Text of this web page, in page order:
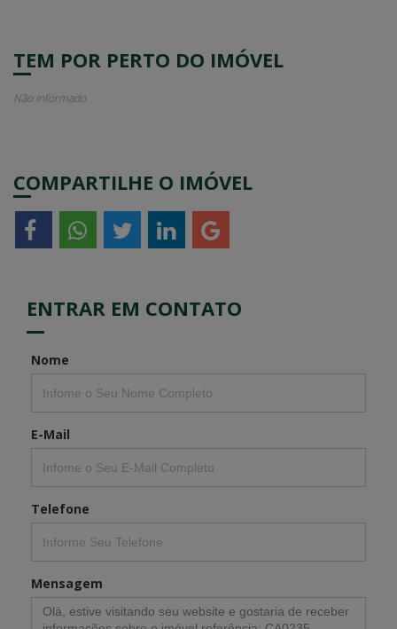
TEM POR PERTO DO IMÓVEL
Não Informado
COMPARTILHE O IMÓVEL
ENTRAR EM CONTATO
Nome
E-Mail
Telefone
Mensagem